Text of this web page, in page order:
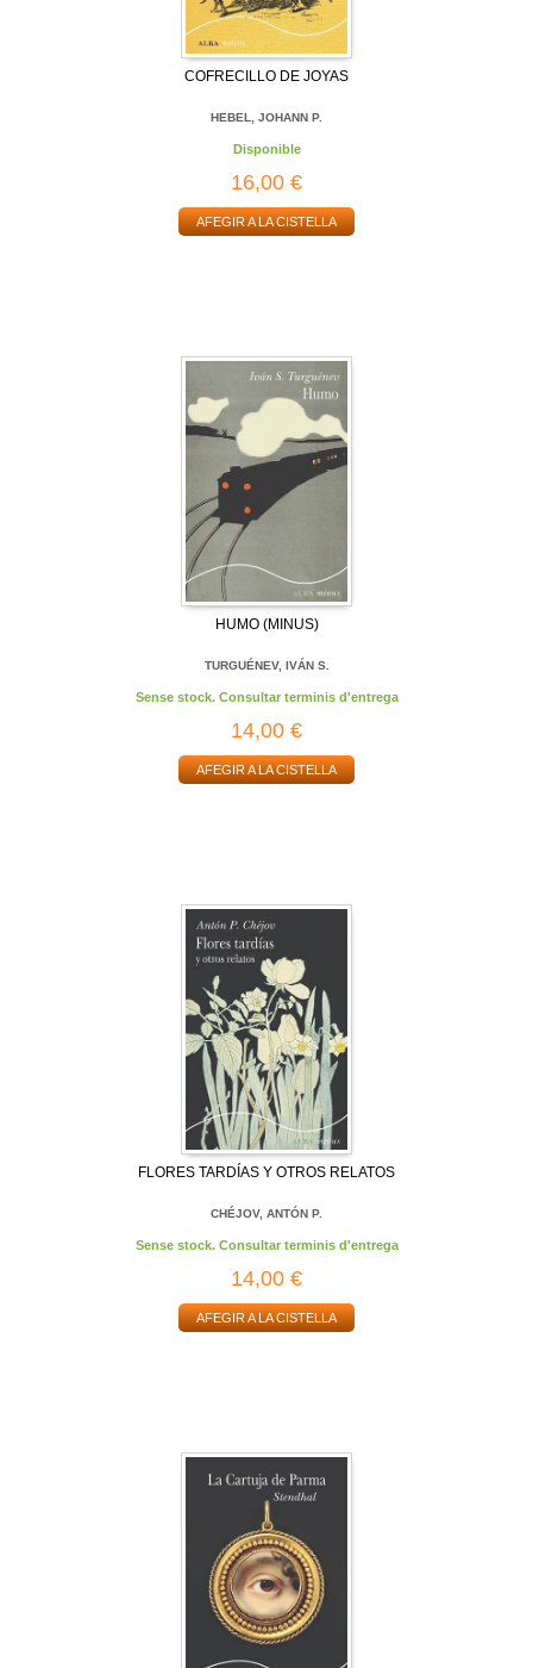
COFRECILLO DE JOYAS
HEBEL, JOHANN P.
Disponible
16,00 €
AFEGIR A LA CISTELLA
HUMO (MINUS)
TURGUÉNEV, IVÁN S.
Sense stock. Consultar terminis d'entrega
14,00 €
AFEGIR A LA CISTELLA
FLORES TARDÍAS Y OTROS RELATOS
CHÉJOV, ANTÓN P.
Sense stock. Consultar terminis d'entrega
14,00 €
AFEGIR A LA CISTELLA